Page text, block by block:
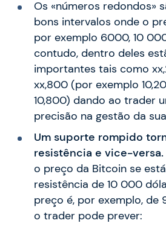
Os «números redondos»
bons intervalos onde o
por exemplo 6000, 10
contudo, dentro deles
importantes tais como
xx,800 (por exemplo
10,800) dando ao trader
precisão na gestão da
Um suporte rompido
resistência e vice-versa.
o preço da Bitcoin se
resistência de 10 000
preço é, por exemplo, de
o trader pode prever: